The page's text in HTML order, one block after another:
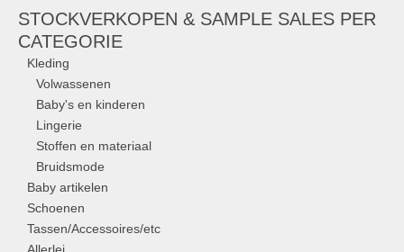
STOCKVERKOPEN & SAMPLE SALES PER
CATEGORIE
Kleding
Volwassenen
Baby's en kinderen
Lingerie
Stoffen en materiaal
Bruidsmode
Baby artikelen
Schoenen
Tassen/Accessoires/etc
Allerlei